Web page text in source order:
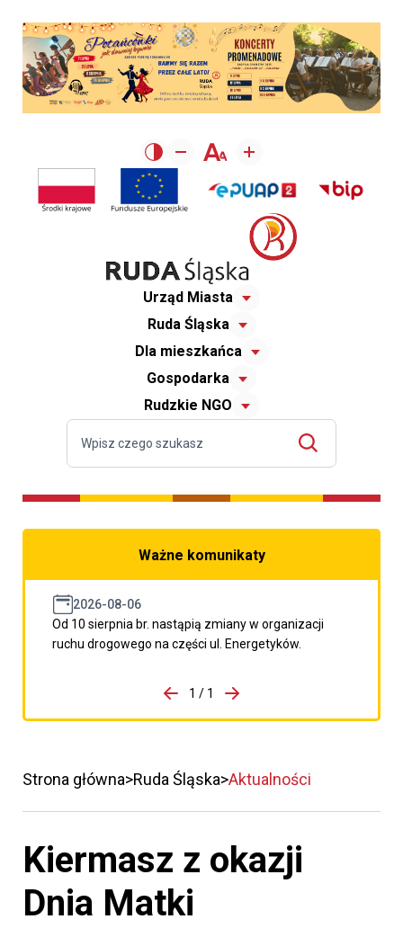
Urząd Miasta
Ruda Śląska
Dla mieszkańca
Gospodarka
Rudzkie NGO
Ważne komunikaty
2026-08-06
Od 10 sierpnia br. nastąpią zmiany w organizacji
ruchu drogowego na części ul. Energetyków.
porzpedniego komunikatu
1 / 1
Przejdź do następnego
Strona główna Ruda Śląska Aktualności
Kiermasz z okazji
Dnia Matki